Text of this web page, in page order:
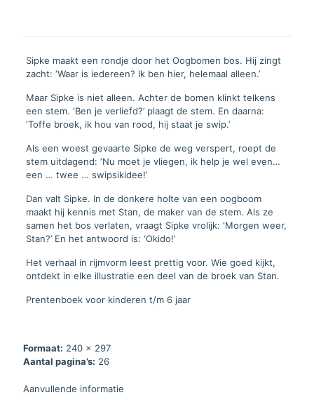
Sipke maakt een rondje door het Oogbomen bos. Hij zingt
zacht: ‘Waar is iedereen? Ik ben hier, helemaal alleen.’
Maar Sipke is niet alleen. Achter de bomen klinkt telkens
een stem. ‘Ben je verliefd?’ plaagt de stem. En daarna:
‘Toffe broek, ik hou van rood, hij staat je swip.’
Als een woest gevaarte Sipke de weg verspert, roept de
stem uitdagend: ‘Nu moet je vliegen, ik help je wel even…
een … twee … swipsikidee!’
Dan valt Sipke. In de donkere holte van een oogboom
maakt hij kennis met Stan, de maker van de stem. Als ze
samen het bos verlaten, vraagt Sipke vrolijk: ‘Morgen weer,
Stan?’ En het antwoord is: ‘Okido!’
Het verhaal in rijmvorm leest prettig voor. Wie goed kijkt,
ontdekt in elke illustratie een deel van de broek van Stan.
Prentenboek voor kinderen t/m 6 jaar
Formaat: 240 x 297
Aantal pagina’s: 26
Aanvullende informatie